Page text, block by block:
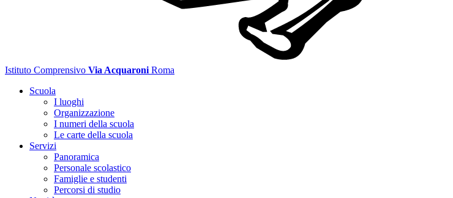
Istituto Comprensivo Via Acquaroni Roma
Scuola
I luoghi
Organizzazione
I numeri della scuola
Le carte della scuola
Servizi
Panoramica
Personale scolastico
Famiglie e studenti
Percorsi di studio